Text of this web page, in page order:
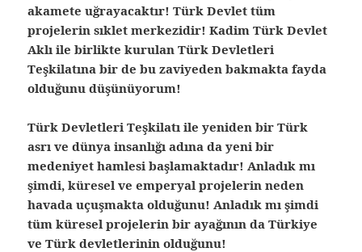
akamete uğrayacaktır! Türk Devlet tüm
projelerin sıklet merkezidir! Kadim Türk Devlet
Aklı ile birlikte kurulan Türk Devletleri
Teşkilatına bir de bu zaviyeden bakmakta fayda
olduğunu düşünüyorum!
Türk Devletleri Teşkilatı ile yeniden bir Türk
asrı ve dünya insanlığı adına da yeni bir
medeniyet hamlesi başlamaktadır! Anladık mı
şimdi, küresel ve emperyal projelerin neden
havada uçuşmakta olduğunu! Anladık mı şimdi
tüm küresel projelerin bir ayağının da Türkiye
ve Türk devletlerinin olduğunu!